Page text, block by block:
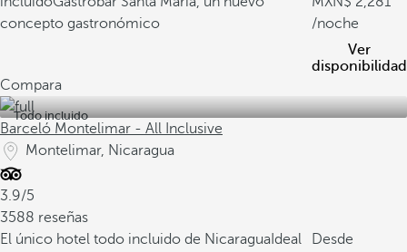
concepto gastronómico
/noche
Ver
disponibilidad
Compara
Todo incluido
Barceló Montelimar - All Inclusive
Montelimar, Nicaragua
3.9/5
3588 reseñas
El único hotel todo incluido de Nicaragua Ideal
Desde